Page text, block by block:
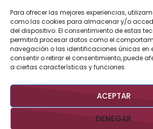
Para ofrecer las mejores experiencias,
como las cookies para almacenar y/o
del dispositivo. El consentimiento de estas
permitirá procesar datos como el
navegación o las identificaciones únicas en
consentir o retirar el consentimiento, puede
a ciertas características y funciones.
ACEPTAR
DENEGAR
«
Jul
BUSCAR AHORA